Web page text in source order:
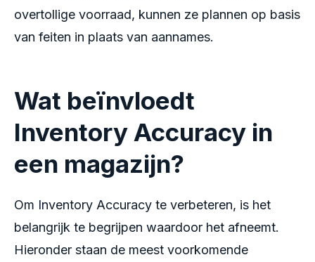
overtollige voorraad, kunnen ze plannen op basis
van feiten in plaats van aannames.
Wat beïnvloedt
Inventory Accuracy in
een magazijn?
Om Inventory Accuracy te verbeteren, is het
belangrijk te begrijpen waardoor het afneemt.
Hieronder staan de meest voorkomende